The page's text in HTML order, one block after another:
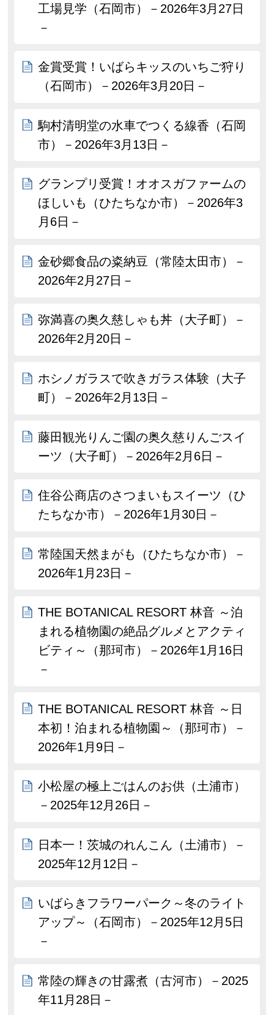
工場見学（石岡市）－2026年3月27日
－
金賞受賞！いばらキッスのいちご狩り
（石岡市）－2026年3月20日－
駒村清明堂の水車でつくる線香（石岡
市）－2026年3月13日－
グランプリ受賞！オオスガファームの
ほしいも（ひたちなか市）－2026年3
月6日－
金砂郷食品の粢納豆（常陸太田市）－
2026年2月27日－
弥満喜の奥久慈しゃも丼（大子町）－
2026年2月20日－
ホシノガラスで吹きガラス体験（大子
町）－2026年2月13日－
藤田観光りんご園の奥久慈りんごスイ
ーツ（大子町）－2026年2月6日－
住谷公商店のさつまいもスイーツ（ひ
たちなか市）－2026年1月30日－
常陸国天然まがも（ひたちなか市）－
2026年1月23日－
THE BOTANICAL RESORT 林音 ～泊
まれる植物園の絶品グルメとアクティ
ビティ～（那珂市）－2026年1月16日
－
THE BOTANICAL RESORT 林音 ～日
本初！泊まれる植物園～（那珂市）－
2026年1月9日－
小松屋の極上ごはんのお供（土浦市）
－2025年12月26日－
日本一！茨城のれんこん（土浦市）－
2025年12月12日－
いばらきフラワーパーク～冬のライト
アップ～（石岡市）－2025年12月5日
－
常陸の輝きの甘露煮（古河市）－2025
年11月28日－